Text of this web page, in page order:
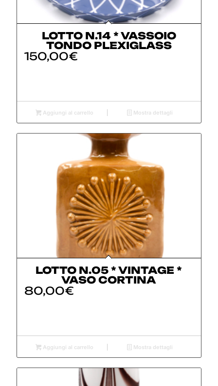
LOTTO N.14 * VASSOIO
TONDO PLEXIGLASS
150,00€
Aggiungi al carrello Mostra dettagli
LOTTO N.05 * VINTAGE *
VASO CORTINA
80,00€
Aggiungi al carrello Mostra dettagli